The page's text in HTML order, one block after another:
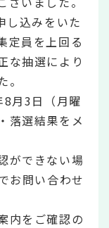
し込みをいた
定員を上回る
な抽選により
月3日（月曜
落選結果をメ
ができない場
お問い合わせ
内をご確認の